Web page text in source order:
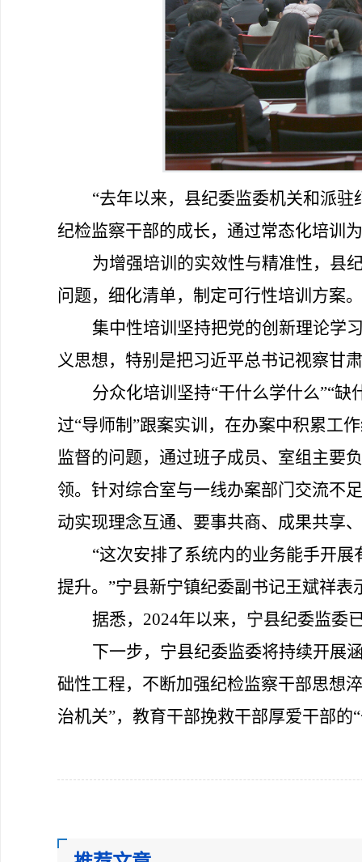
“去年以来，县纪委监委机关和派驻
纪检监察干部的成长，通过常态化培训
为增强培训的实效性与精准性，县
问题，细化清单，制定可行性培训方案
集中性培训坚持把党的创新理论学
义思想，特别是把习近平总书记视察甘
分众化培训坚持“干什么学什么”“缺
过“导师制 ”跟案实训，在办案中积累工
监督的问题，通过班子成员、室组主要
领。针对综合室与一线办案部门 交流不
动实现理念互通、要事共商、成果共享
“这次安排了系统内的业务能手开
提升。 ”宁县新宁镇纪委副书记王斌祥表
据悉， 2024年以来，宁县纪委监委
下一步，宁县纪委监委将持续开展
础性工程，不断加强纪检监察干部思想
治机关”，教育干部挽救干部厚爱干部的“